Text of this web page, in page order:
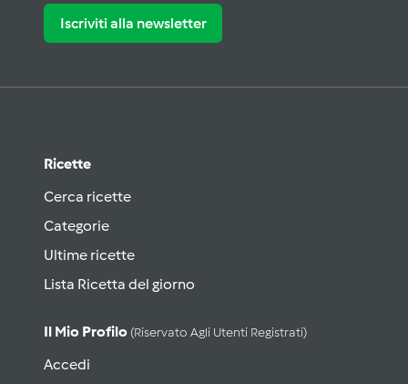
Iscriviti alla newsletter
Ricette
Cerca ricette
Categorie
Ultime ricette
Lista Ricetta del giorno
Il Mio Profilo (riservato Agli Utenti Registrati)
Accedi